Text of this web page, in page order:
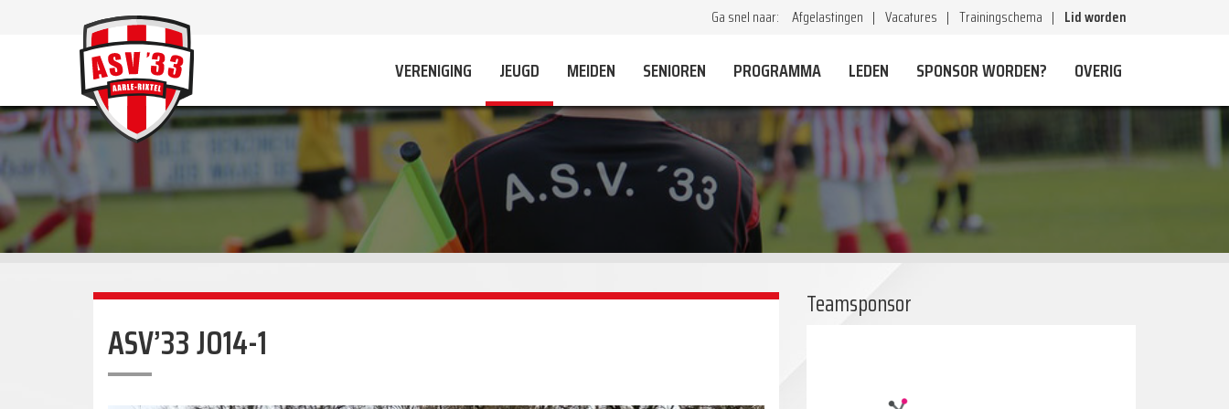
Ga snel naar: Afgelastingen Vacatures Trainingschema Lid worden
VERENIGING JEUGD MEIDEN SENIOREN PROGRAMMA LEDEN SPONSOR WORDEN? OVERIG
ASV’33 JO14-1
Teamsponsor